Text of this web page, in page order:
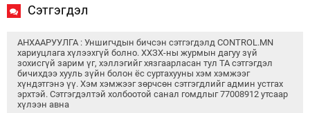
Сэтгэгдэл
АНХААРУУЛГА : Уншигчдын бичсэн сэтгэгдэлд CONTROL.MN
хариуцлага хүлээхгүй болно. ХХЗХ-ны журмын дагуу зүй
зохисгүй зарим үг, хэллэгийг хязгаарласан тул ТА сэтгэгдэл
бичихдээ хууль зүйн болон ёс суртахууны хэм хэмжээг
хүндэтгэнэ үү. Хэм хэмжээг зөрчсөн сэтгэгдлийг админ устгах
эрхтэй. Сэтгэгдэлтэй холбоотой санал гомдлыг 77008912 утсаар
хүлээн авна